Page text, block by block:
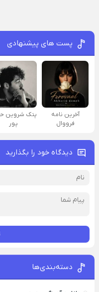
پست های پیشنهادی
آخرین نامه
فرووال
پتک شروین
پور
دیدگاه خود را بگذارید
دسته‌بندی‌ها